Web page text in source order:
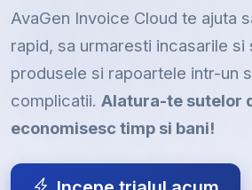
AvaGen Invoice Cloud te ajuta
rapid, sa urmaresti incasarile si
produsele si rapoartele intr-un
complicatii. Alatura-te sutelor
economisesc timp si bani!